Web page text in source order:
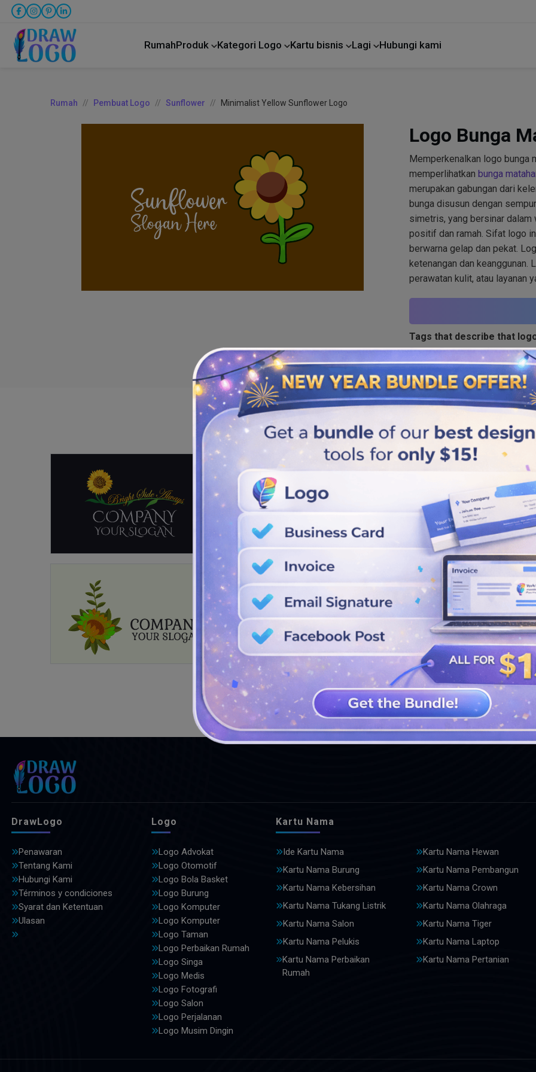
RumahProduk Kategori Logo Kartu bisnis Lagi Hubungi kami
Rumah Pembuat Logo Sunflower Minimalist Yellow Sunflower Logo
Logo Bunga
Memperkenalkan logo bunga
memperlihatkan bunga
merupakan gabungan dari
bunga disusun dengan
simetris, yang bersinar dalam
positif dan ramah. Sifat logo
berwarna gelap dan pekat.
ketenangan dan keanggunan.
perawatan kulit, atau layanan
Tags that describe that
Bunga ,Bunga matahari
Similar logos
LIHAT DESAIN LEBIH LANJUT
DrawLogo
Penawaran
Tentang Kami
Hubungi Kami
Términos y condiciones
Syarat dan Ketentuan
Ulasan
Logo
Logo Advokat
Logo Otomotif
Logo Bola Basket
Logo Burung
Logo Komputer
Logo Komputer
Logo Taman
Logo Perbaikan Rumah
Logo Singa
Logo Medis
Logo Fotografi
Logo Salon
Logo Perjalanan
Logo Musim Dingin
Kartu Nama
Ide Kartu Nama
Kartu Nama Hewan
Kartu Nama Burung
Kartu Nama Pembangun
Kartu Nama Kebersihan
Kartu Nama Crown
Kartu Nama Tukang Listrik
Kartu Nama Olahraga
Kartu Nama Salon
Kartu Nama Tiger
Kartu Nama Pelukis
Kartu Nama Laptop
Kartu Nama Perbaikan
Rumah
Kartu Nama Pertanian